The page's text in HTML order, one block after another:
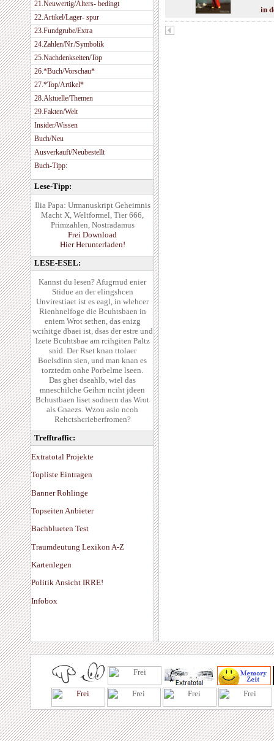
21.Neuwertig/Alters- bedingt
22.Artikel/Lager- spur
23.Fundgrube/Extra
24.Zahlen/Nr./Symbolik
25.Nachdenkseiten/Top
26.*Buch/Vorschau*
27.*Top/Artikel*
28.Aktuelle/Themen
29.Fakten/Welt
Insider/Wissen
Buch/Neu
Ausverkauft/Neubestellt
Buch-Tipp:
Lese-Tipp:
Ilia Papa: Urmanuskript Geheimnis
Macht X, Weltformel, Tier 666,
Primzahlen, Nostradamus
Frei Download
Hier Herunterladen!
LESE-ESEL:
Kannst du lesen? Afugrnud enier
Stidue an der elingshcen
Unvirestiaet ist es eagl, in wlehcer
Rienhnelfoge die Bcuhtsbaen in
eniem Wrot sethen, das enizg
wcihitge dbaei ist, dsas der estre und
lzete Bcuhtsbae am rcihgiten Paltz
snid. Der Rset knan ttolaer
Boelsdinn sien, und man knan es
torztedm onhe Porbelme lseen.
Das ghet dseahlb, wiel das
mneschilche Geihrn nciht jdeen
Bchustbaen liset sodnern das Wrot
als Gnaezs. Wzou aslo ncoh
Rehctshcrieberfromen?
Trefftraffic:
Extratotal Projekte
Topliste Eintragen
Banner Rohlinge
Topseiten Anbieter
Bachblueten Test
Traumdeutung Lexikon A-Z
Kartenlegen
Politik Ansicht IRRE!
Infobox
in